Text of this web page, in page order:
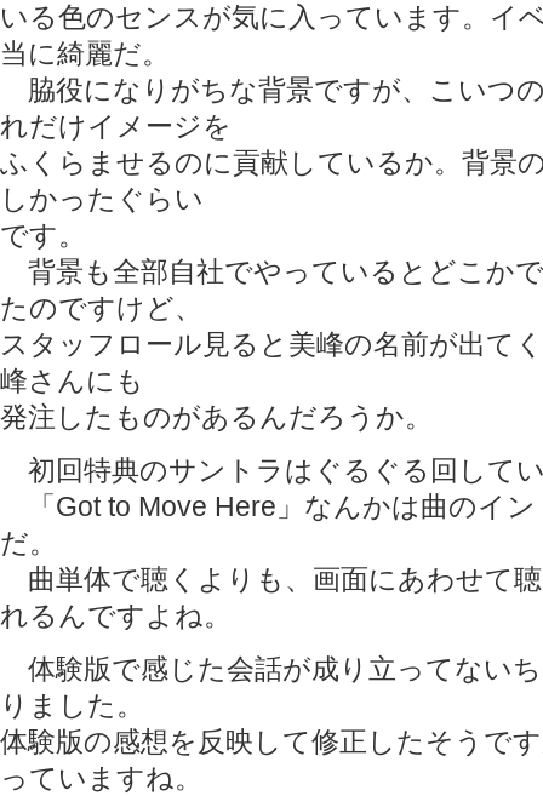
いる色のセンスが気に入っています。イ
当に綺麗だ。
脇役になりがちな背景ですが、こいつ
れだけイメージを
ふくらませるのに貢献しているか。背景
しかったぐらい
です。
背景も全部自社でやっているとどこか
たのですけど、
スタッフロール見ると美峰の名前が出て
峰さんにも
発注したものがあるんだろうか。
初回特典のサントラはぐるぐる回して
「Got to Move Here」なんかは曲のイ
だ。
曲単体で聴くよりも、画面にあわせて
れるんですよね。
体験版で感じた会話が成り立ってない
りました。
体験版の感想を反映して修正したそうで
っていますね。